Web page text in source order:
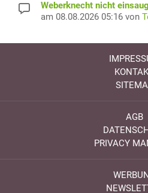
Weberknecht nicht
am 08.08.2026 05:16 von
AGB
PRIVACY